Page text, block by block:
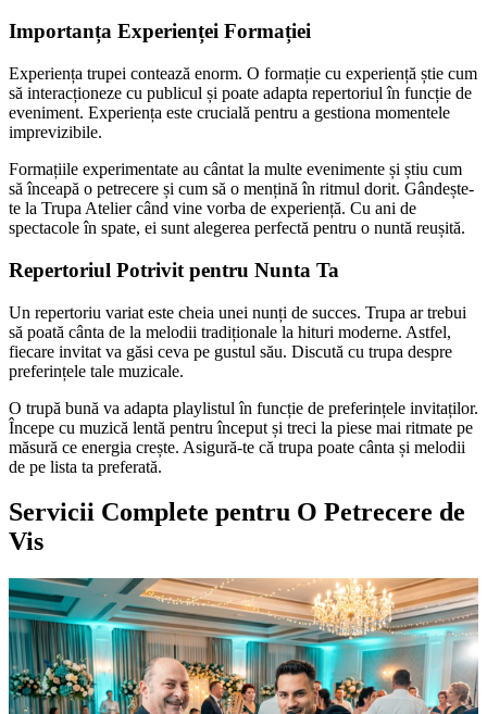
Importanța Experienței Formației
Experiența trupei contează enorm. O formație cu experiență știe cum
să interacționeze cu publicul și poate adapta repertoriul în funcție de
eveniment. Experiența este crucială pentru a gestiona momentele
imprevizibile.
Formațiile experimentate au cântat la multe evenimente și știu cum
să înceapă o petrecere și cum să o mențină în ritmul dorit. Gândește-
te la Trupa Atelier când vine vorba de experiență. Cu ani de
spectacole în spate, ei sunt alegerea perfectă pentru o nuntă reușită.
Repertoriul Potrivit pentru Nunta Ta
Un repertoriu variat este cheia unei nunți de succes. Trupa ar trebui
să poată cânta de la melodii tradiționale la hituri moderne. Astfel,
fiecare invitat va găsi ceva pe gustul său. Discută cu trupa despre
preferințele tale muzicale.
O trupă bună va adapta playlistul în funcție de preferințele invitaților.
Începe cu muzică lentă pentru început și treci la piese mai ritmate pe
măsură ce energia crește. Asigură-te că trupa poate cânta și melodii
de pe lista ta preferată.
Servicii Complete pentru O Petrecere de
Vis